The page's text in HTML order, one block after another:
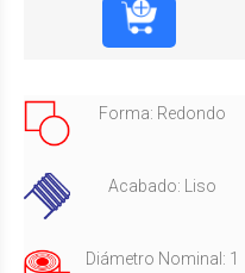
Forma: Redondo
Acabado: Liso
Diámetro Nominal: 1